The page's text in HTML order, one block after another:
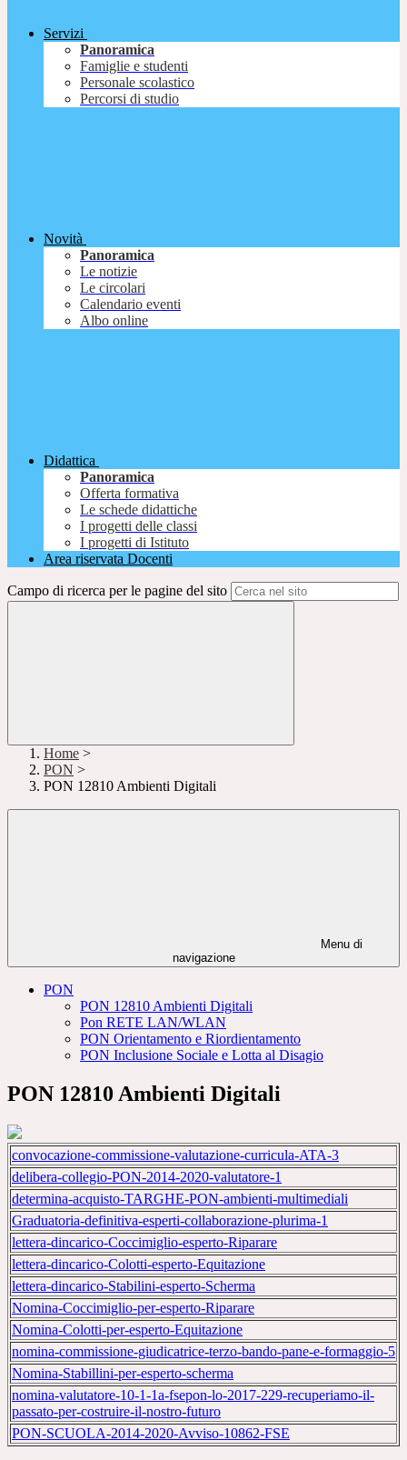
Servizi
Panoramica
Famiglie e studenti
Personale scolastico
Percorsi di studio
Novità
Panoramica
Le notizie
Le circolari
Calendario eventi
Albo online
Didattica
Panoramica
Offerta formativa
Le schede didattiche
I progetti delle classi
I progetti di Istituto
Area riservata Docenti
Campo di ricerca per le pagine del sito
Home >
PON >
PON 12810 Ambienti Digitali
Menu di
navigazione
PON
PON 12810 Ambienti Digitali
Pon RETE LAN/WLAN
PON Orientamento e Riordientamento
PON Inclusione Sociale e Lotta al Disagio
PON 12810 Ambienti Digitali
convocazione-commissione-valutazione-curricula-ATA-3
delibera-collegio-PON-2014-2020-valutatore-1
determina-acquisto-TARGHE-PON-ambienti-multimediali
Graduatoria-definitiva-esperti-collaborazione-plurima-1
lettera-dincarico-Coccimiglio-esperto-Riparare
lettera-dincarico-Colotti-esperto-Equitazione
lettera-dincarico-Stabilini-esperto-Scherma
Nomina-Coccimiglio-per-esperto-Riparare
Nomina-Colotti-per-esperto-Equitazione
nomina-commissione-giudicatrice-terzo-bando-pane-e-formaggio-5
Nomina-Stabillini-per-esperto-scherma
nomina-valutatore-10-1-1a-fsepon-lo-2017-229-recuperiamo-il-
passato-per-costruire-il-nostro-futuro
PON-SCUOLA-2014-2020-Avviso-10862-FSE